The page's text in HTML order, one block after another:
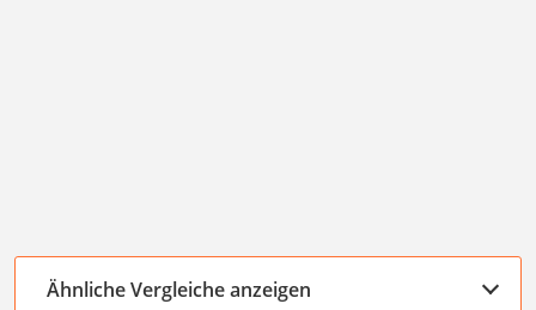
Ähnliche Vergleiche anzeigen